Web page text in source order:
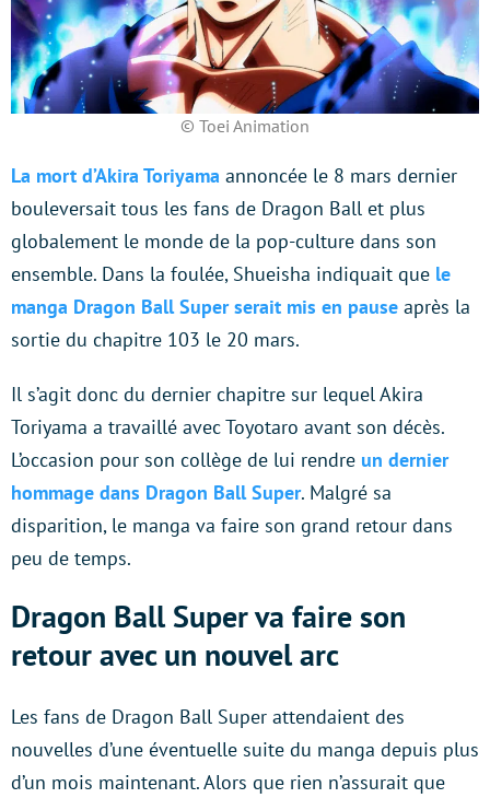
© Toei Animation
La mort d’Akira Toriyama annoncée le 8 mars dernier
bouleversait tous les fans de Dragon Ball et plus
globalement le monde de la pop-culture dans son
ensemble. Dans la foulée, Shueisha indiquait que le
manga Dragon Ball Super serait mis en pause après la
sortie du chapitre 103 le 20 mars.
Il s’agit donc du dernier chapitre sur lequel Akira
Toriyama a travaillé avec Toyotaro avant son décès.
L’occasion pour son collège de lui rendre un dernier
hommage dans Dragon Ball Super. Malgré sa
disparition, le manga va faire son grand retour dans
peu de temps.
Dragon Ball Super va faire son
retour avec un nouvel arc
Les fans de Dragon Ball Super attendaient des
nouvelles d’une éventuelle suite du manga depuis plus
d’un mois maintenant. Alors que rien n’assurait que